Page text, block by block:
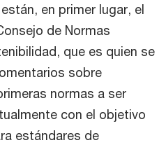
en primer lugar, el
de Normas
que es quien se
sobre
normas a ser
con el objetivo
estándares de